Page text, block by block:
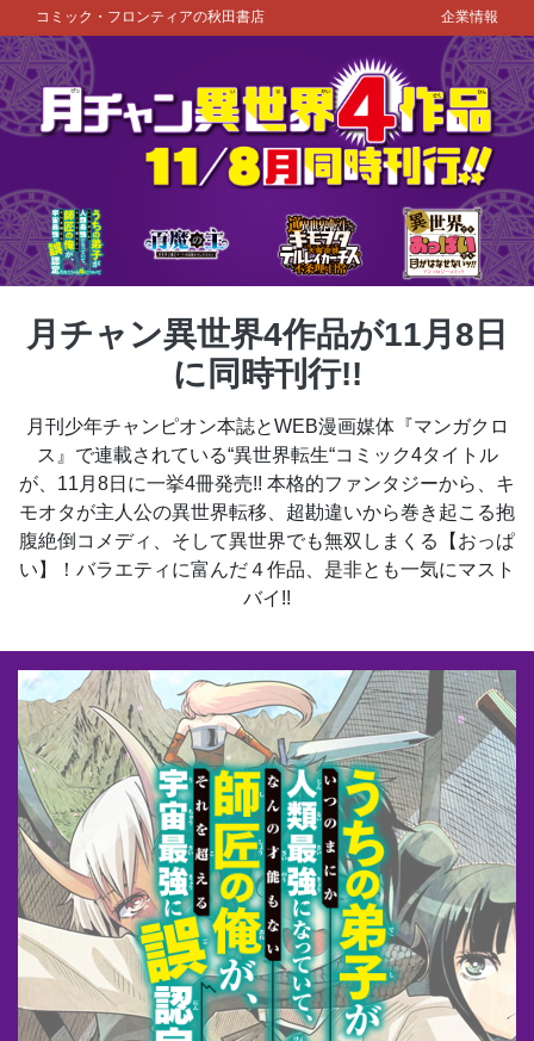
コミック・フロンティアの秋田書店 企業情報
月チャン異世界4作品が11月8日
に同時刊行!!
月刊少年チャンピオン本誌とWEB漫画媒体『マンガクロ
ス』で連載されている“異世界転生“コミック4タイトル
が、11月8日に一挙4冊発売!! 本格的ファンタジーから、キ
モオタが主人公の異世界転移、超勘違いから巻き起こる抱
腹絶倒コメディ、そして異世界でも無双しまくる【おっぱ
い】！バラエティに富んだ４作品、是非とも一気にマスト
バイ!!